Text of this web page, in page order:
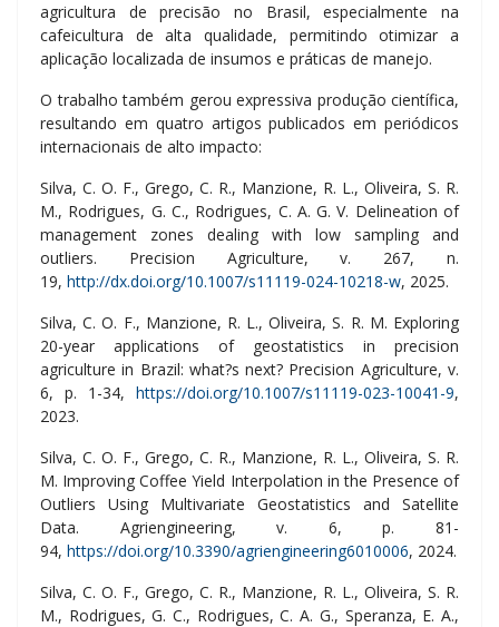
agricultura de precisão no Brasil, especialmente na
cafeicultura de alta qualidade, permitindo otimizar a
aplicação localizada de insumos e práticas de manejo.
O trabalho também gerou expressiva produção científica,
resultando em quatro artigos publicados em periódicos
internacionais de alto impacto:
Silva, C. O. F., Grego, C. R., Manzione, R. L., Oliveira, S. R.
M., Rodrigues, G. C., Rodrigues, C. A. G. V. Delineation of
management zones dealing with low sampling and
outliers. Precision Agriculture, v. 267, n.
19, http://dx.doi.org/10.1007/s11119-024-10218-w, 2025.
Silva, C. O. F., Manzione, R. L., Oliveira, S. R. M. Exploring
20-year applications of geostatistics in precision
agriculture in Brazil: what?s next? Precision Agriculture, v.
6, p. 1-34, https://doi.org/10.1007/s11119-023-10041-9,
2023.
Silva, C. O. F., Grego, C. R., Manzione, R. L., Oliveira, S. R.
M. Improving Coffee Yield Interpolation in the Presence of
Outliers Using Multivariate Geostatistics and Satellite
Data. Agriengineering, v. 6, p. 81-
94, https://doi.org/10.3390/agriengineering6010006, 2024.
Silva, C. O. F., Grego, C. R., Manzione, R. L., Oliveira, S. R.
M., Rodrigues, G. C., Rodrigues, C. A. G., Speranza, E. A.,